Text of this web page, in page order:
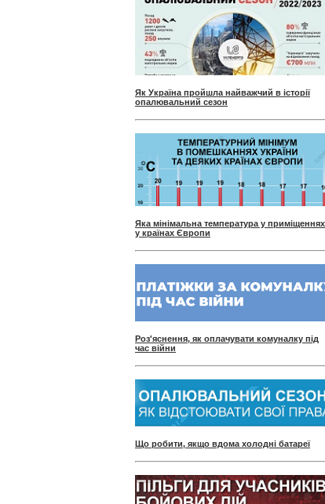
Як Україна пройшла найважчий в історії
опалювальний сезон
Яка мінімальна температура у приміщеннях
у країнах Європи
Роз'яснення, як оплачувати комуналку під
час війни
Що робити, якщо вдома холодні батареї